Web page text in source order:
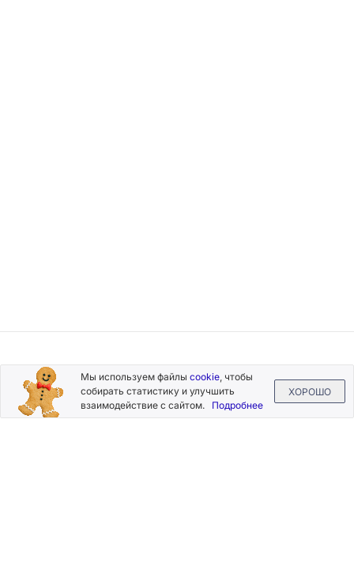
Подписывайтесь
на новости и акции
Мы используем файлы cookie, чтобы
собирать статистику и улучшить
взаимодействие с сайтом. Подробнее
ХОРОШО